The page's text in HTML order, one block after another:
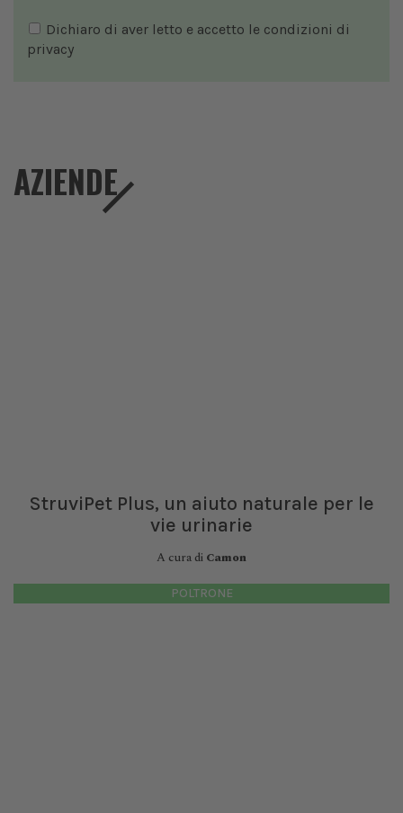
Dichiaro di aver letto e accetto le condizioni di
privacy
AZIENDE
StruviPet Plus, un aiuto naturale per le
vie urinarie
A cura di Camon
POLTRONE